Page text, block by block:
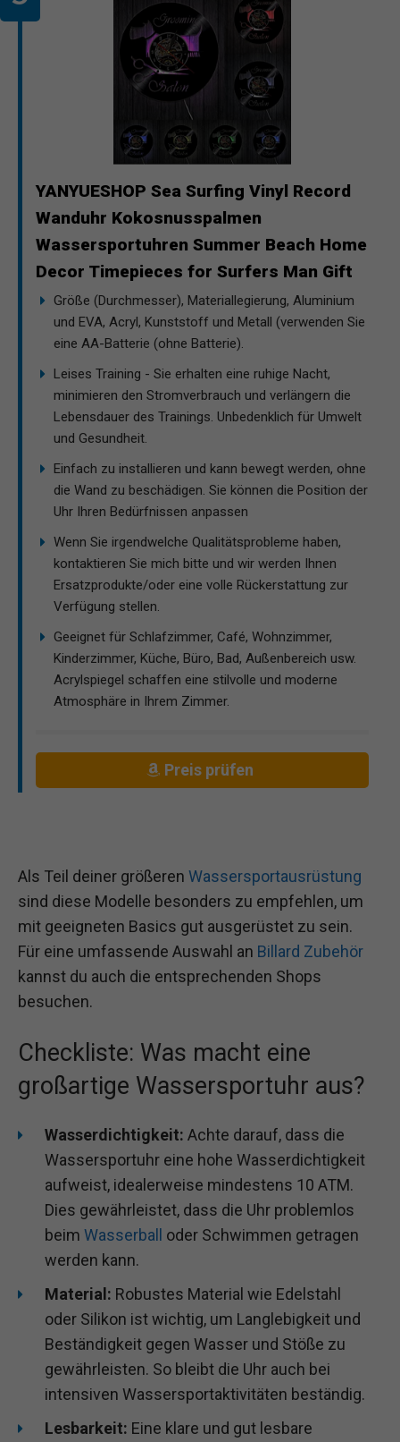
YANYUESHOP Sea Surfing Vinyl Record
Wanduhr Kokosnusspalmen
Wassersportuhren Summer Beach Home
Decor Timepieces for Surfers Man Gift
Größe (Durchmesser), Materiallegierung, Aluminium
und EVA, Acryl, Kunststoff und Metall (verwenden Sie
eine AA-Batterie (ohne Batterie).
Leises Training - Sie erhalten eine ruhige Nacht,
minimieren den Stromverbrauch und verlängern die
Lebensdauer des Trainings. Unbedenklich für Umwelt
und Gesundheit.
Einfach zu installieren und kann bewegt werden, ohne
die Wand zu beschädigen. Sie können die Position der
Uhr Ihren Bedürfnissen anpassen
Wenn Sie irgendwelche Qualitätsprobleme haben,
kontaktieren Sie mich bitte und wir werden Ihnen
Ersatzprodukte/oder eine volle Rückerstattung zur
Verfügung stellen.
Geeignet für Schlafzimmer, Café, Wohnzimmer,
Kinderzimmer, Küche, Büro, Bad, Außenbereich usw.
Acrylspiegel schaffen eine stilvolle und moderne
Atmosphäre in Ihrem Zimmer.
Preis prüfen
Als Teil deiner größeren Wassersportausrüstung
sind diese Modelle besonders zu empfehlen, um
mit geeigneten Basics gut ausgerüstet zu sein.
Für eine umfassende Auswahl an Billard Zubehör
kannst du auch die entsprechenden Shops
besuchen.
Checkliste: Was macht eine
großartige Wassersportuhr aus?
Wasserdichtigkeit: Achte darauf, dass die
Wassersportuhr eine hohe Wasserdichtigkeit
aufweist, idealerweise mindestens 10 ATM.
Dies gewährleistet, dass die Uhr problemlos
beim Wasserball
oder Schwimmen getragen
werden kann.
Material: Robustes Material wie Edelstahl
oder Silikon ist wichtig, um Langlebigkeit und
Beständigkeit gegen Wasser und Stöße zu
gewährleisten. So bleibt die Uhr auch bei
intensiven Wassersportaktivitäten beständig.
Lesbarkeit: Eine klare und gut lesbare